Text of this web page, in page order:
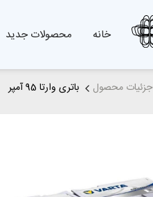
خانه محصولات جدید
جزئیات محصول باتری وارتا 95 آمپر